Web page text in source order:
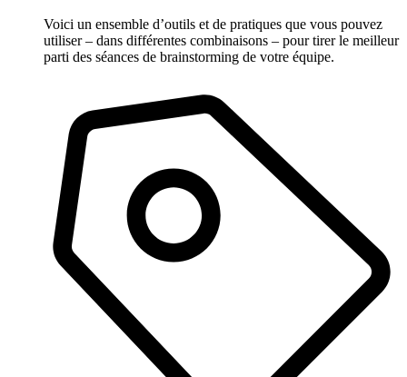
Voici un ensemble d’outils et de pratiques que vous pouvez
utiliser – dans différentes combinaisons – pour tirer le meilleur
parti des séances de brainstorming de votre équipe.